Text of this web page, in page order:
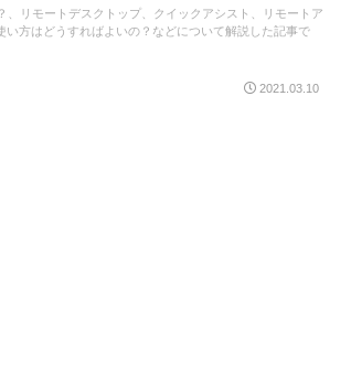
リモートデスクトップ、クイックアシスト、リモートア
方はどうすればよいの？などについて解説した記事で
2021.03.10